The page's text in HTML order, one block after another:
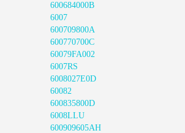
600684000B
6007
600709800A
600770700C
60079FA002
6007RS
6008027E0D
60082
600835800D
6008LLU
600909605AH